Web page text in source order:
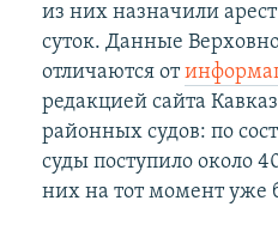
из них назначили
суток. Данные
отличаются от
редакцией сайта
районных судов: по
суды поступило около
них на тот момент уже